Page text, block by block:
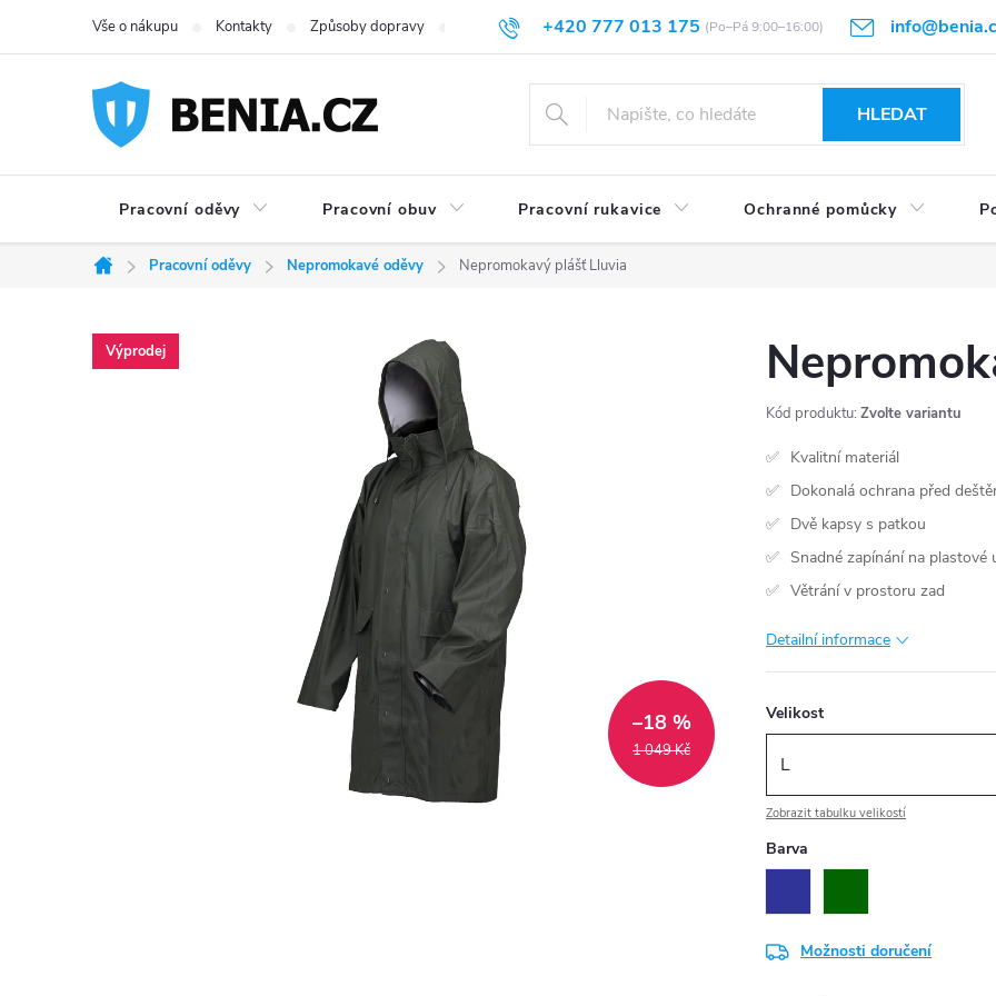
+420 777 013 175
Vše o nákupu Kontakty Způsoby dopravy Možnosti vrácení Velikostní tabulky Hodnocení obchodu Články
HLEDAT
Pracovní oděvy Pracovní obuv Pracovní rukavice Ochranné pomůcky
Domů
Pracovní oděvy Nepromokavé oděvy Nepromokavý plášť Lluvia
Výprodej
1 049 Kč
–18 %
Kód produktu: Zvolte variantu
Kvalitní materiál
Dokonalá ochrana před
Dvě kapsy s patkou
Snadné zapínání na plastové
Větrání v prostoru zad
Detailní informace
Velikost
Zobrazit tabulku velikostí
Barva
Možnosti doručení